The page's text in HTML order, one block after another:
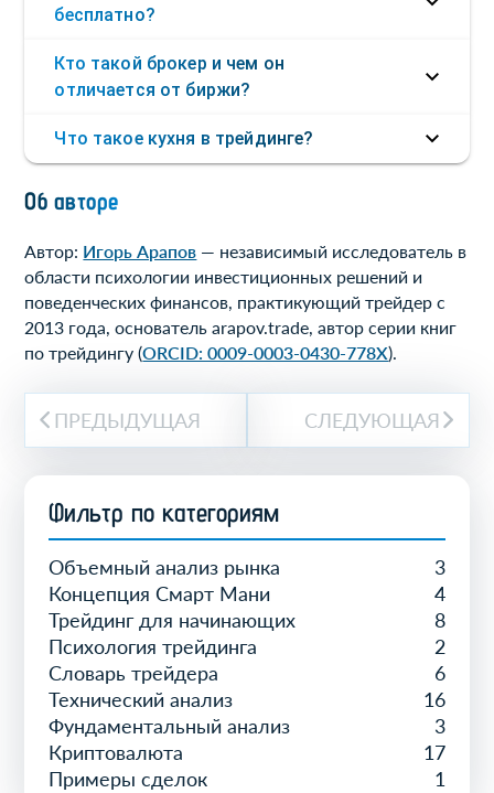
бесплатно?
Кто такой брокер и чем он
отличается от биржи?
Что такое кухня в трейдинге?
Об авторе
Автор: Игорь Арапов — независимый исследователь в
области психологии инвестиционных решений и
поведенческих финансов, практикующий трейдер с
2013 года, основатель arapov.trade, автор серии книг
по трейдингу (ORCID: 0009-0003-0430-778X).
ПРЕДЫДУЩАЯ СЛЕДУЮЩАЯ
Фильтр по категориям
Объемный анализ рынка
3
Концепция Смарт Мани
4
Трейдинг для начинающих
8
Психология трейдинга
2
Словарь трейдера
6
Технический анализ
16
Фундаментальный анализ
3
Криптовалюта
17
Примеры сделок
1